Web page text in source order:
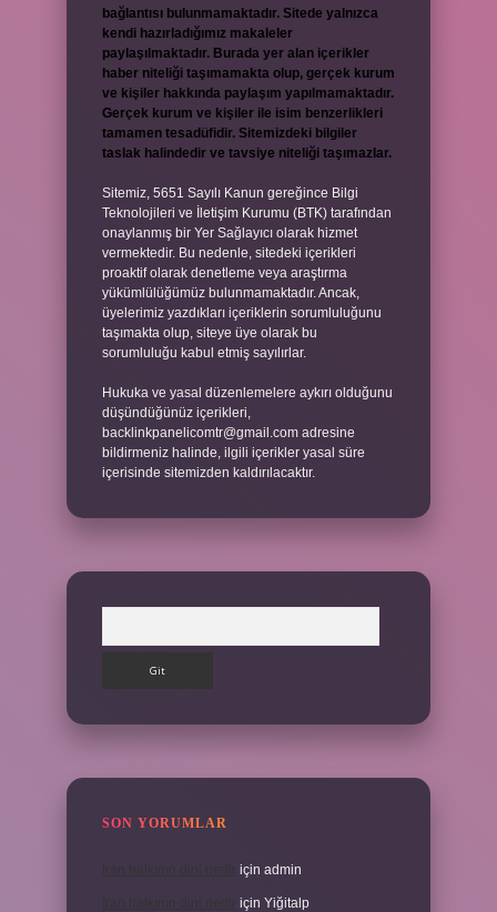
bağlantısı bulunmamaktadır. Sitede yalnızca
kendi hazırladığımız makaleler
paylaşılmaktadır. Burada yer alan içerikler
haber niteliği taşımamakta olup, gerçek kurum
ve kişiler hakkında paylaşım yapılmamaktadır.
Gerçek kurum ve kişiler ile isim benzerlikleri
tamamen tesadüfidir. Sitemizdeki bilgiler
taslak halindedir ve tavsiye niteliği taşımazlar.
Sitemiz, 5651 Sayılı Kanun gereğince Bilgi
Teknolojileri ve İletişim Kurumu (BTK) tarafından
onaylanmış bir Yer Sağlayıcı olarak hizmet
vermektedir. Bu nedenle, sitedeki içerikleri
proaktif olarak denetleme veya araştırma
yükümlülüğümüz bulunmamaktadır. Ancak,
üyelerimiz yazdıkları içeriklerin sorumluluğunu
taşımakta olup, siteye üye olarak bu
sorumluluğu kabul etmiş sayılırlar.
Hukuka ve yasal düzenlemelere aykırı olduğunu
düşündüğünüz içerikleri,
backlinkpanelicomtr@gmail.com adresine
bildirmeniz halinde, ilgili içerikler yasal süre
içerisinde sitemizden kaldırılacaktır.
SON YORUMLAR
için admin
için Yiğitalp